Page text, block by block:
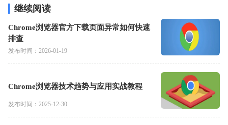
继续阅读
Chrome浏览器官方下载页面异常如何快速
排查
发布时间：2026-01-19
Chrome浏览器技术趋势与应用实战教程
发布时间：2025-12-30